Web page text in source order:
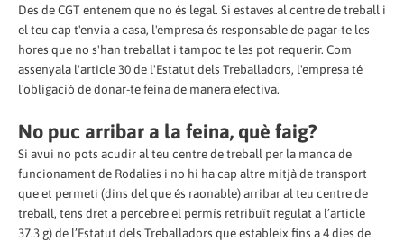
Des de CGT entenem que no és legal. Si estaves al centre de treball i
el teu cap t'envia a casa, l'empresa és responsable de pagar-te les
hores que no s'han treballat i tampoc te les pot requerir. Com
assenyala l'article 30 de l'Estatut dels Treballadors, l'empresa té
l'obligació de donar-te feina de manera efectiva.
No puc arribar a la feina, què faig?
Si avui no pots acudir al teu centre de treball per la manca de
funcionament de Rodalies i no hi ha cap altre mitjà de transport
que et permeti (dins del que és raonable) arribar al teu centre de
treball, tens dret a percebre el permís retribuït regulat a l’article
37.3 g) de l’Estatut dels Treballadors que estableix fins a 4 dies de